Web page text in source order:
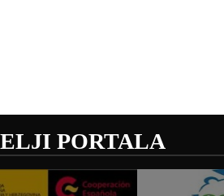
PORTALA